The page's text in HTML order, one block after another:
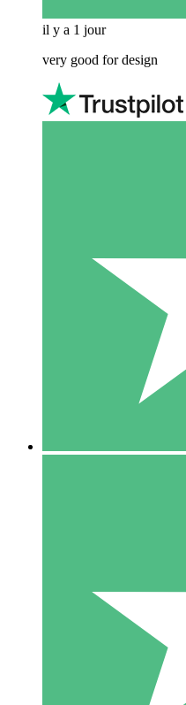
il y a 1 jour
very good for design